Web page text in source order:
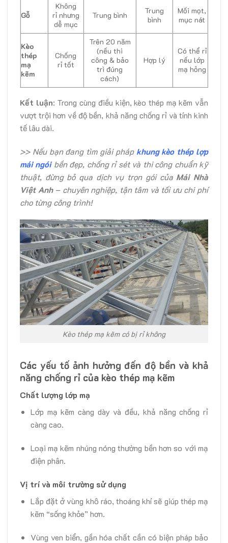
Gỗ
Không
rỉ nhưng
dễ mục
Trung bình
Trung
bình
Mối mọt,
mục nát
Kèo
thép
mạ
kẽm
Chống
rỉ tốt
Trên 20 năm
(nếu thi
công & bảo
trì đúng
cách)
Hợp lý
Có thể rỉ
nếu lớp
mạ hỏng
Kết luận: Trong cùng điều kiện, kèo thép mạ kẽm vẫn
vượt trội hơn về độ bền, khả năng chống rỉ và tính kinh
tế lâu dài.
>> Nếu bạn đang tìm giải pháp khung kèo thép lợp
mái ngóibền đẹp, chống rỉ sét và thi công chuẩn kỹ
thuật, đừng bỏ qua dịch vụ trọn gói của Mái Nhà
Việt Anh– chuyên nghiệp, tận tâm và tối ưu chi phí
cho từng công trình!
Kèo thép mạ kẽm có bị rỉ không
Các yếu tố ảnh hưởng đến độ bền và khả
năng chống rỉ của kèo thép mạ kẽm
Chất lượng lớp mạ
Lớp mạ kẽm càng dày và đều, khả năng chống rỉ
càng cao.
Loại mạ kẽm nhúng nóng thường bền hơn so với mạ
điện phân.
Vị trí và môi trường sử dụng
Lắp đặt ở vùng khô ráo, thoáng khí sẽ giúp thép mạ
kẽm “sống khỏe” hơn.
Vùng ven biển, gần hóa chất cần có biện pháp bảo